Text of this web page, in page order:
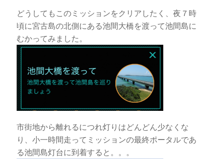
どうしてもこのミッションをクリアしたく、夜７時
頃に宮古島の北側にある池間大橋を渡って池間島に
むかってみました。
市街地から離れるにつれ灯りはどんどん少なくな
り、小一時間走ってミッションの最終ポータルであ
る池間島灯台に到着すると。。。